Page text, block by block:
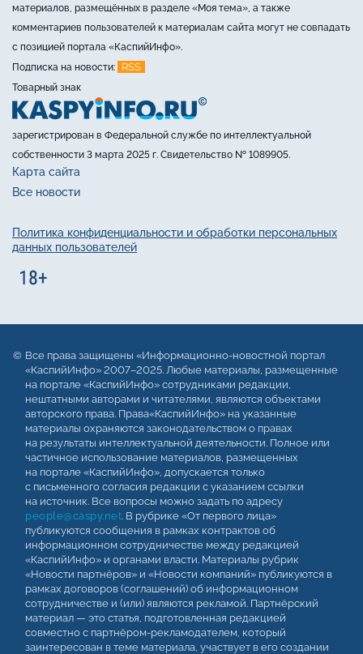
материалов, размещённых в разделе «Моя тема», а также
комментариев пользователей к материалам сайта могут не совпадать
с позицией портала «КаспийИнфо».
Подписка на новости:
RSS
Товарный знак
зарегистрирован в Федеральной службе по интеллектуальной
собственности 3 марта 2025 г. Свидетельство № 1089905.
Карта сайта
Все новости
Политика конфиденциальности и обработки персональных
данных пользователей
Все права защищены «Информационно-новостной портал
«КаспийИнфо» 2007–2025. Любые материалы, размещенные
на портале «КаспийИнфо» сотрудниками редакции,
нештатными авторами и читателями, являются объектами
авторского права. Права«КаспийИнфо» на указанные
материалы охраняются законодательством о правах
на результаты интеллектуальной деятельности. Полное или
частичное использование материалов, размещенных
на портале «КаспийИнфо», допускается только
с письменного согласия редакции с указанием ссылки
на источник. Все вопросы можно задать по адресу
people@caspy.net. В рубрике «От первого лица»
публикуются сообщения в рамках контрактов об
информационном сотрудничестве между редакцией
«КаспийИнфо» и органами власти. Материалы рубрик
«Новости партнёров» и «Новости компаний» публикуются в
рамках договоров (соглашений) об информационном
сотрудничестве и (или) являются рекламой. Партнёрский
материал — это статья, подготовленная редакцией
совместно с партнёром-рекламодателем, который
заинтересован в теме материала, участвует в его создании